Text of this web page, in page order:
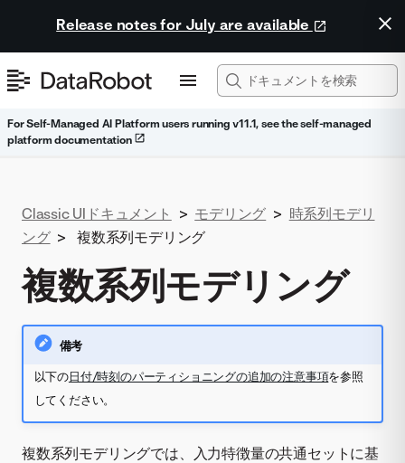
Release notes for July are available
For Self-Managed AI Platform users running v11.1, see the self-managed
platform documentation
Classic UIドキュメント > モデリング > 時系列モデリ
ング > 複数系列モデリング
複数系列モデリング
備考
以下の日付/時刻のパーティショニングの追加の注意事項を参照
してください。
複数系列モデリングでは、入力特徴量の共通セットに基